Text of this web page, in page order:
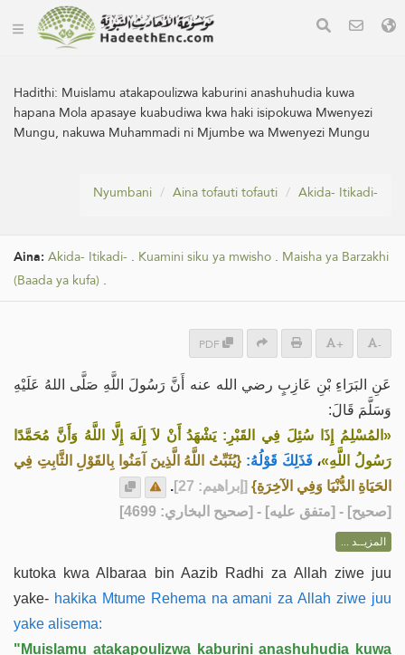
Hadithi: Muislamu atakapoulizwa kaburini anashuhudia kuwa
hapana Mola apasaye kuabudiwa kwa haki isipokuwa Mwenyezi
Mungu, nakuwa Muhammadi ni Mjumbe wa Mwenyezi Mungu
Nyumbani Aina tofauti tofauti Akida- Itikadi-
Aina: Akida- Itikadi- . Kuamini siku ya mwisho . Maisha ya Barzakhi
(Baada ya kufa) .
PDF + -
عَنِ البَرَاءِ بْنِ عَازِبٍ رضي الله عنه أَنَّ رَسُولَ اللَّهِ صَلَّى اللهُ عَلَيْهِ
وَسَلَّمَ قَالَ:
«المُسْلِمُ إِذَا سُئِلَ فِي القَبْرِ: يَشْهَدُ أَنْ لاَ إِلَهَ إِلَّا اللَّهُ وَأَنَّ مُحَمَّدًا
رَسُولُ اللَّهِ»، فَذَلِكَ قَوْلُهُ: {يُثَبِّتُ اللَّهُ الَّذِينَ آمَنُوا بِالقَوْلِ الثَّابِتِ فِي
الحَيَاةِ الدُّنْيَا وَفِي الآخِرَةِ} [إبراهيم: 27]
.
[صحيح] - [متفق عليه] - [صحيح البخاري: 4699]
المزيــد ...
kutoka kwa Albaraa bin Aazib Radhi za Allah ziwe juu
yake- hakika Mtume Rehema na amani za Allah ziwe juu
yake alisema:
"Muislamu atakapoulizwa kaburini anashuhudia kuwa